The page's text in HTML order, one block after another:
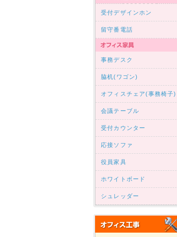
受付デザインホン
留守番電話
事務デスク
脇机(ワゴン)
オフィスチェア(事務椅子)
会議テーブル
受付カウンター
応接ソファ
役員家具
ホワイトボード
シュレッダー